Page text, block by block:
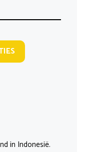
in Indonesië.